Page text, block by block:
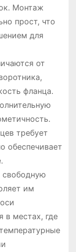
Монтаж
прост, что
для
от
фланца.
требует
обеспечивает
им
в местах, где